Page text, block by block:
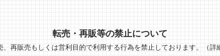
転売・再販等の禁止について
、再販売もしくは営利目的で利用する行為を禁止しております。 （詳